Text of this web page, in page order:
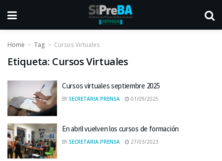
Home Tag Cursos Virtuales
Etiqueta: Cursos Virtuales
Cursos virtuales septiembre 2025
BY SECRETARIA PRENSA 01/09/2025
En abril vuelven los cursos de formación
BY SECRETARIA PRENSA 27/03/2023